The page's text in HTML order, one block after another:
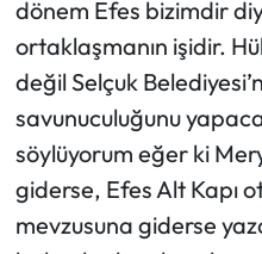
dönem Efes bizimdir
ortaklaşmanın işidir.
değil Selçuk
savunuculuğunu
söylüyorum eğer ki
giderse, Efes Alt Kapı
mevzusuna giderse